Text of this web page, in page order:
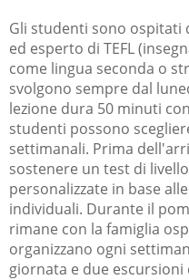
Gli studenti sono ospitati
ed esperto di TEFL
come lingua seconda o
svolgono sempre dal
lezione dura 50 minuti
studenti possono
settimanali. Prima
sostenere un test di
personalizzate in base
individuali. Durante il
rimane con la famiglia
organizzano ogni
giornata e due escursioni